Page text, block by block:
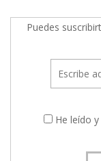
Puedes
He leído y